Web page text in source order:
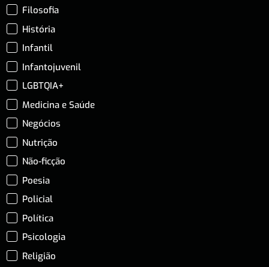
Filosofia
História
Infantil
Infantojuvenil
LGBTQIA+
Medicina e Saúde
Negócios
Nutrição
Não-ficção
Poesia
Policial
Política
Psicologia
Religião